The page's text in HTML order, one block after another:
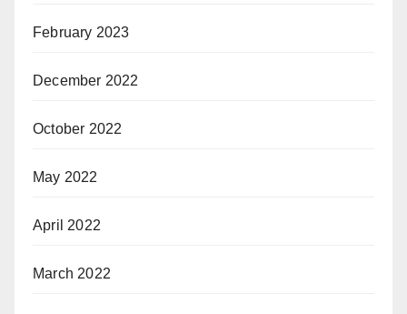
February 2023
December 2022
October 2022
May 2022
April 2022
March 2022